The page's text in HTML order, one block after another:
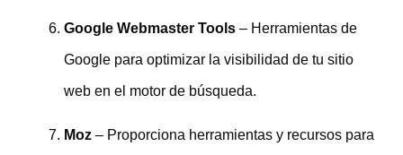
Google Webmaster Tools – Herramientas de
Google para optimizar la visibilidad de tu sitio
web en el motor de búsqueda.
Moz – Proporciona herramientas y recursos para